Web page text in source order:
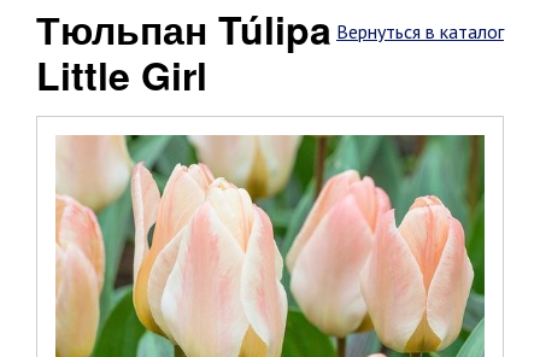
Вернуться в каталог
Тюльпан Túlipa
Little Girl